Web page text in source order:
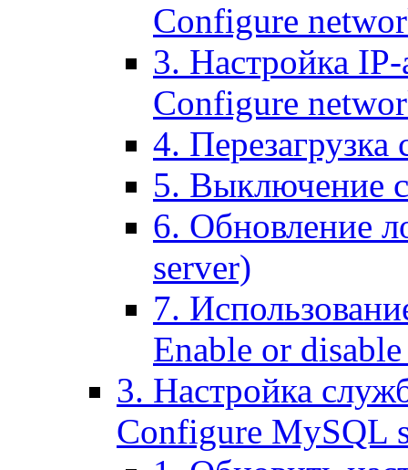
Configure
3. Настройка
Configure
4. Перезагрузка
5. Выключение
6. Обновление
server)
7.
Enable or
3. Настройка
Configure MySQL